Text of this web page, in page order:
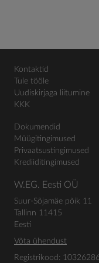
Kontaktid
Tule tööle
Uudiskirjaga liitumine
KKK
Dokumendid
Müügitingimused
Privaatsustingimused
Krediiditingimused
W.EG. Eesti OÜ
Suur-Sõjamäe põik 11
Tallinn 11415
Eesti
Võta ühendust
Registrikood: 10326286